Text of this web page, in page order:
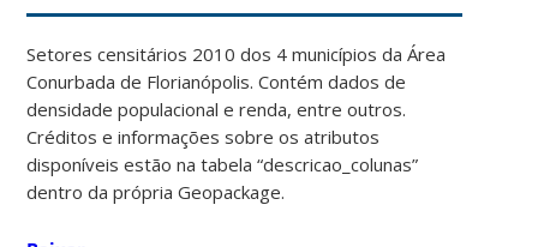
Setores censitários 2010 dos 4 municípios da Área
Conurbada de Florianópolis. Contém dados de
densidade populacional e renda, entre outros.
Créditos e informações sobre os atributos
disponíveis estão na tabela “descricao_colunas”
dentro da própria Geopackage.